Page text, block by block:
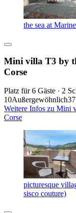
the sea at
Mini villa T3 by
Corse
Platz für 6 Gäste · 2
10Außergewöhnlich
Weitere Infos zu Mini
Corse
picturesque
sisco couture)